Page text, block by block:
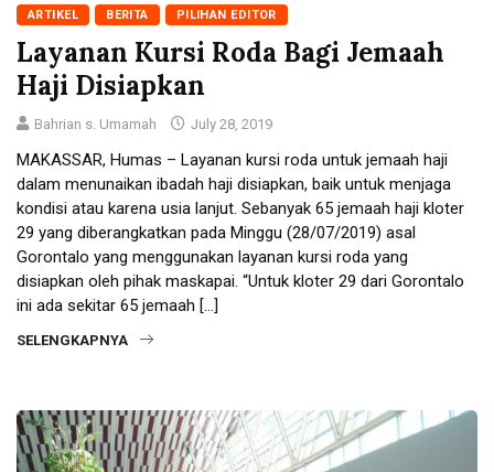
ARTIKEL BERITA PILIHAN EDITOR
Layanan Kursi Roda Bagi Jemaah
Haji Disiapkan
Bahrian s. Umamah July 28, 2019
MAKASSAR, Humas – Layanan kursi roda untuk jemaah haji
dalam menunaikan ibadah haji disiapkan, baik untuk menjaga
kondisi atau karena usia lanjut. Sebanyak 65 jemaah haji kloter
29 yang diberangkatkan pada Minggu (28/07/2019) asal
Gorontalo yang menggunakan layanan kursi roda yang
disiapkan oleh pihak maskapai. “Untuk kloter 29 dari Gorontalo
ini ada sekitar 65 jemaah […]
SELENGKAPNYA